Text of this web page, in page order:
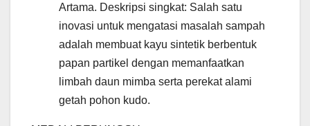
Artama. Deskripsi singkat: Salah satu
inovasi untuk mengatasi masalah sampah
adalah membuat kayu sintetik berbentuk
papan partikel dengan memanfaatkan
limbah daun mimba serta perekat alami
getah pohon kudo.